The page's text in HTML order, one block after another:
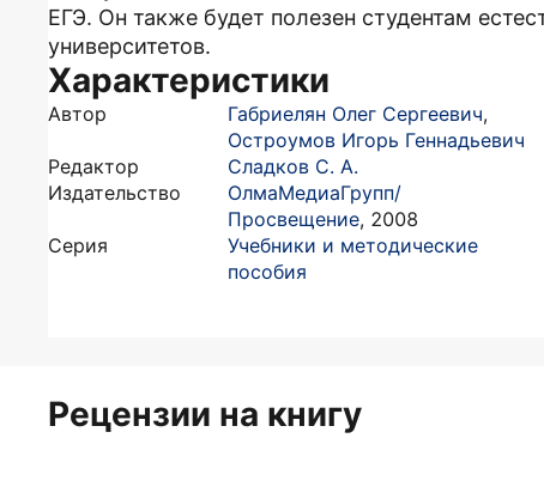
ЕГЭ. Он также будет полезен студентам
университетов.
Характеристики
Автор Габриелян Олег Сергеевич,
Остроумов Игорь Геннадьевич
Редактор
Сладков С. А.
Издательство
ОлмаМедиаГрупп/
Просвещение, 2008
Серия
Учебники и методические
пособия
Рецензии на книгу